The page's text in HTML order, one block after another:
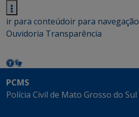
ir para conteúdoir para navegação
Ouvidoria Transparência
PCMS
Polícia Civil de Mato Grosso do Sul